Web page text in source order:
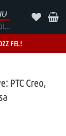
FEL!
PTC Creo,